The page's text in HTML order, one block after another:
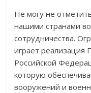
Не могу не
нашими странами
сотрудничества.
играет
Российской
которую
вооружений и